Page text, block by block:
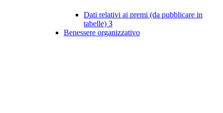
Dati relativi ai premi (da pubblicare in
tabelle) 3
Benessere organizzativo